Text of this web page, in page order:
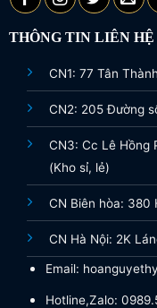
THÔNG TIN LIÊN HỆ
CN1: 77 Tân
CN2: 205 Đường
CN3: Cc Lê Hồng
(Kho sỉ, lẻ)
CN Biên hòa: 380
CN Hà Nội: 2K
Email:
Hotline,Zalo: